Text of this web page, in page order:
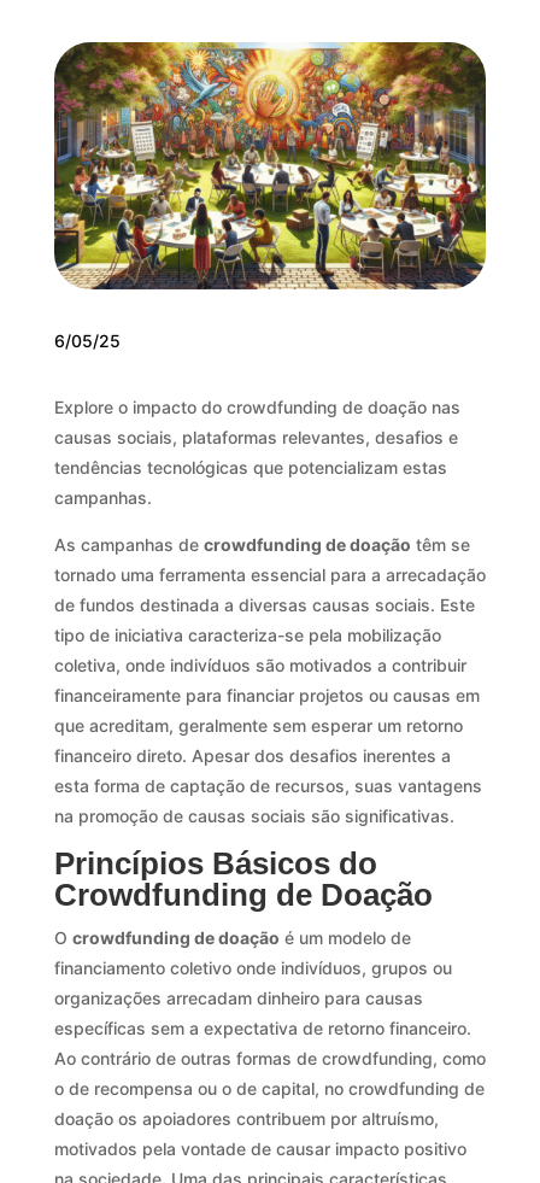
6/05/25
Explore o impacto do crowdfunding de doação nas
causas sociais, plataformas relevantes, desafios e
tendências tecnológicas que potencializam estas
campanhas.
As campanhas de crowdfunding de doação têm se
tornado uma ferramenta essencial para a arrecadação
de fundos destinada a diversas causas sociais. Este
tipo de iniciativa caracteriza-se pela mobilização
coletiva, onde indivíduos são motivados a contribuir
financeiramente para financiar projetos ou causas em
que acreditam, geralmente sem esperar um retorno
financeiro direto. Apesar dos desafios inerentes a
esta forma de captação de recursos, suas vantagens
na promoção de causas sociais são significativas.
Princípios Básicos do
Crowdfunding de Doação
O crowdfunding de doação é um modelo de
financiamento coletivo onde indivíduos, grupos ou
organizações arrecadam dinheiro para causas
específicas sem a expectativa de retorno financeiro.
Ao contrário de outras formas de crowdfunding, como
o de recompensa ou o de capital, no crowdfunding de
doação os apoiadores contribuem por altruísmo,
motivados pela vontade de causar impacto positivo
na sociedade. Uma das principais características